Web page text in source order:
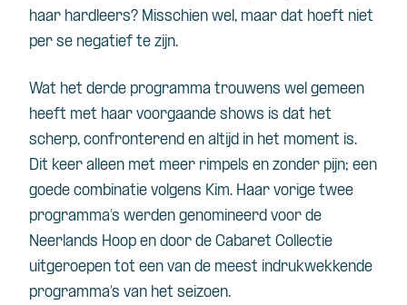
haar hardleers? Misschien wel, maar dat hoeft niet
per se negatief te zijn.
Wat het derde programma trouwens wel gemeen
heeft met haar voorgaande shows is dat het
scherp, confronterend en altijd in het moment is.
Dit keer alleen met meer rimpels en zonder pijn; een
goede combinatie volgens Kim. Haar vorige twee
programma’s werden genomineerd voor de
Neerlands Hoop en door de Cabaret Collectie
uitgeroepen tot een van de meest indrukwekkende
programma’s van het seizoen.